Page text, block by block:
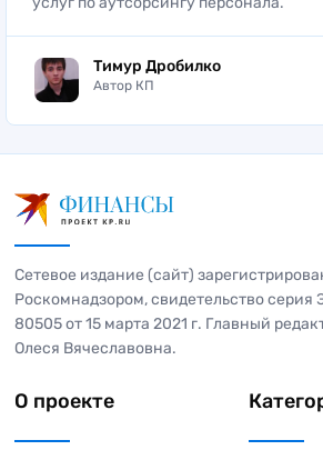
Тимур Дробилко
Автор КП
Сетевое издание (сайт)
Роскомнадзором, свидетельство
80505 от 15 марта 2021 г. Главный
Олеся Вячеславовна.
О проекте